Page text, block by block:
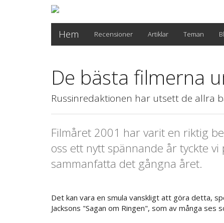
Hem Recensioner Artiklar Teman
De bästa filmerna
Russinredaktionen har utsett de allra
Filmåret 2001 har varit en riktig
oss ett nytt spännande år tyckte
sammanfatta det gångna året.
Det kan vara en smula vanskligt att göra detta,
Jacksons "Sagan om Ringen", som av många